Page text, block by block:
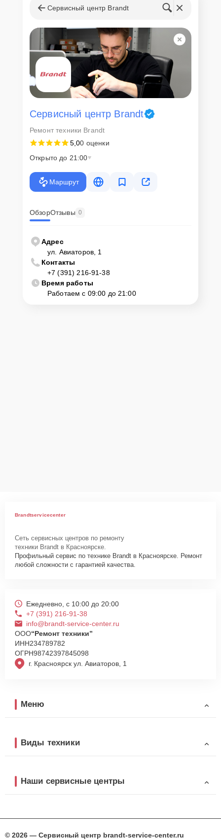
Сервисный центр Brandt
Сервисный центр Brandt
Ремонт техники Brandt
5,00 оценки
Открыто до 21:00
Маршрут
ОбзорОтзывы 0
Адрес
ул. Авиаторов, 1
Контакты
+7 (391) 216-91-38
Время работы
Работаем с 09:00 до 21:00
Brandtservicecenter
Сеть сервисных центров по ремонту
техники Brandt в Красноярске.
Профильный сервис по технике Brandt в Красноярске. Ремонт
любой сложности с гарантией качества.
г. Красноярск ул. Авиаторов, 1
Ежедневно, с 10:00 до 20:00
+7 (391) 216-91-38
info@brandt-service-center.ru
ООО“Ремонт техники”
ИНН234789782
ОГРН98742397845098
Меню
Виды техники
Наши сервисные центры
© 2026 — Сервисный центр brandt-service-center.ru